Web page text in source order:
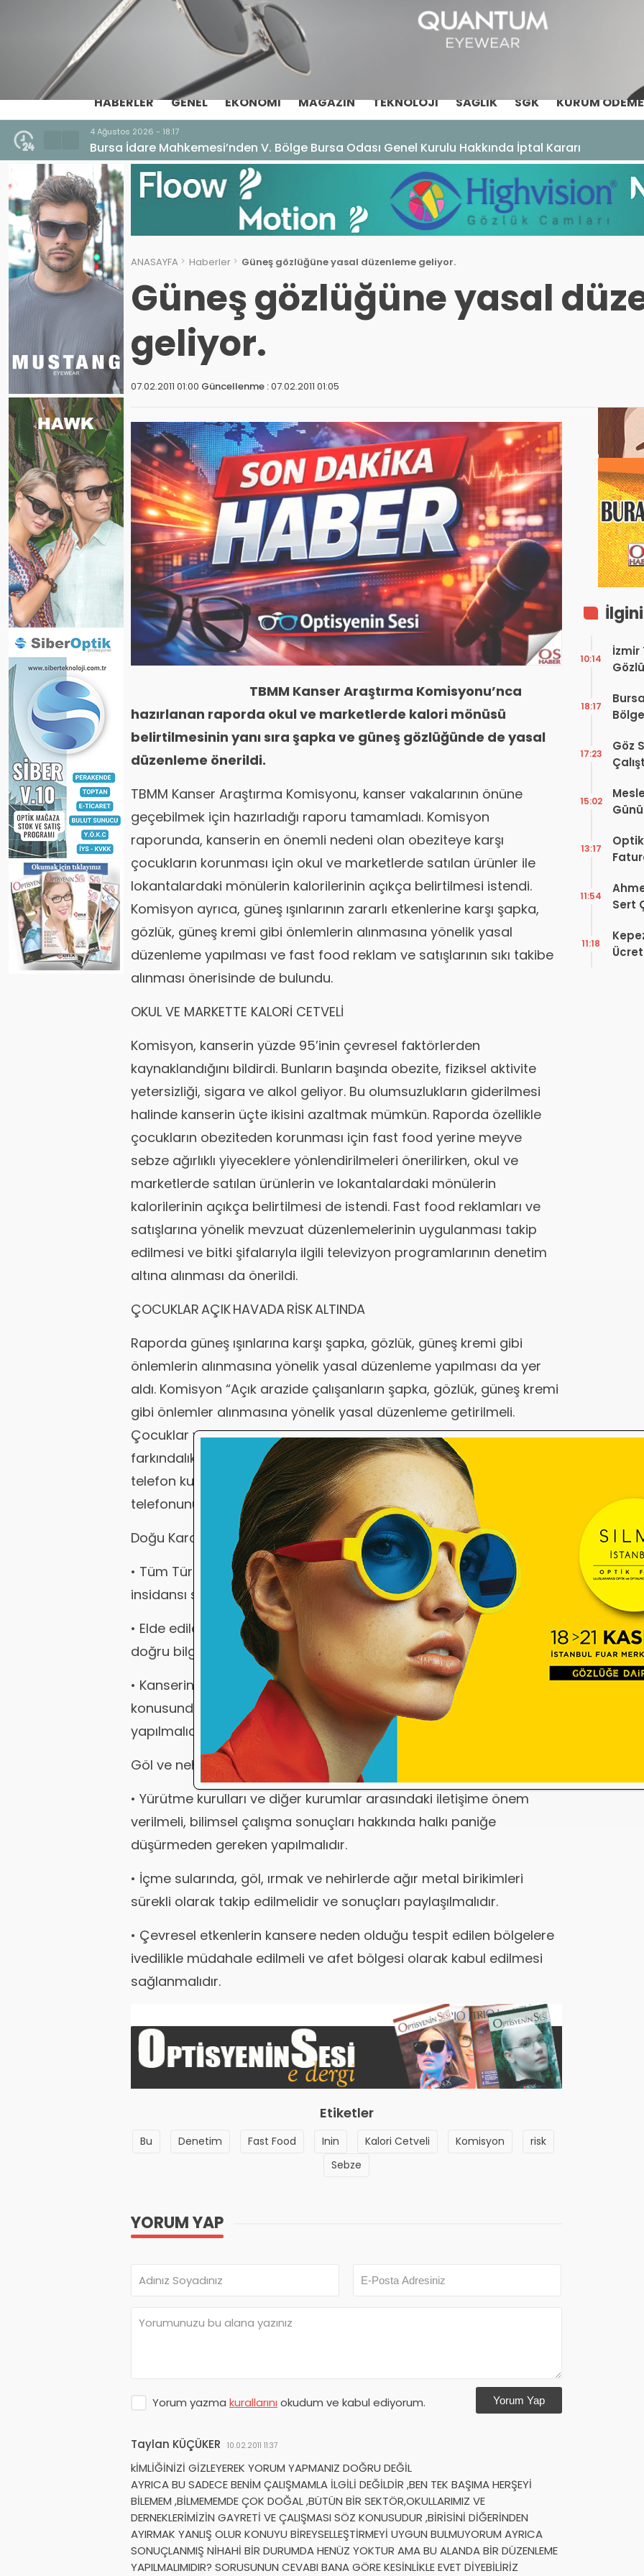
HABERLER GENEL EKONOMI MAGAZIN TEKNOLOJI SAĞLIK SGK KURUM
4 Ağustos 2026 - 18:17
Bursa İdare Mahkemesi’nden V. Bölge Bursa Odası Genel Kurulu Hakkında İptal Kararı
ANASAYFA Haberler Güneş gözlüğüne yasal düzenleme geliyor.
Güneş gözlüğüne yasal
geliyor.
07.02.2011 01:00 Güncellenme :07.02.2011 01:05
TBMM Kanser Araştırma Komisyonu’nca
hazırlanan raporda okul ve marketlerde kalori mönüsü
belirtilmesinin yanı sıra şapka ve güneş gözlüğünde de yasal
düzenleme önerildi.
TBMM Kanser Araştırma Komisyonu, kanser vakalarının önüne
geçebilmek için hazırladığı raporu tamamladı. Komisyon
raporunda, kanserin en önemli nedeni olan obeziteye karşı
çocukların korunması için okul ve marketlerde satılan ürünler ile
lokantalardaki mönülerin kalorilerinin açıkça belirtilmesi istendi.
Komisyon ayrıca, güneş ışınlarının zararlı etkenlerine karşı şapka,
gözlük, güneş kremi gibi önlemlerin alınmasına yönelik yasal
düzenleme yapılması ve fast food reklam ve satışlarının sıkı takibe
alınması önerisinde de bulundu.
OKUL VE MARKETTE KALORİ CETVELİ
Komisyon, kanserin yüzde 95’inin çevresel faktörlerden
kaynaklandığını bildirdi. Bunların başında obezite, fiziksel aktivite
yetersizliği, sigara ve alkol geliyor. Bu olumsuzlukların giderilmesi
halinde kanserin üçte ikisini azaltmak mümkün. Raporda özellikle
çocukların obeziteden korunması için fast food yerine meyve
sebze ağırlıklı yiyeceklere yönlendirilmeleri önerilirken, okul ve
marketlerde satılan ürünlerin ve lokantalardaki mönülerin
kalorilerinin açıkça belirtilmesi de istendi. Fast food reklamları ve
satışlarına yönelik mevzuat düzenlemelerinin uygulanması takip
edilmesi ve bitki şifalarıyla ilgili televizyon programlarının denetim
altına alınması da önerildi.
ÇOCUKLAR AÇIK HAVADA RİSK ALTINDA
Raporda güneş ışınlarına karşı şapka, gözlük, güneş kremi gibi
önlemlerin alınmasına yönelik yasal düzenleme yapılması da yer
aldı. Komisyon “Açık arazide çalışanların şapka, gözlük, güneş kremi
gibi önlemler alınmasına yönelik yasal düzenleme getirilmeli.
Çocuklar ve yetişkinlerde güneşten korunma yollarına yönelik
farkındalık geliştirilmelidir” dedi. Rapor, evde telsiz yerine kablolu
telefon kullanılması önerilirken, toplu taşıma araçlarında cep
telefonunun yasak olmasını da istedi.
Doğu Karadeniz’e takip
• Tüm Türkiye’de olduğu gibi Karadeniz Bölgesi’ndeki kanser
insidansı sıkı takip edilmeye devam edilmeli.
• Elde edilen bilimsel veriler ve gerçekler doğrultusunda halkın
doğru bilgilendirilmesi sağlanmalı.
• Kanserin etiyolojisi, epidemiyolojisi ve alınması gerekli tedbirler
konusunda TV, radyo gibi medya aracılığıyla bilgilendirmeler
yapılmalıdır.
Göl ve nehirlere inceleme
• Yürütme kurulları ve diğer kurumlar arasındaki iletişime önem
verilmeli, bilimsel çalışma sonuçları hakkında halkı paniğe
düşürmeden gereken yapılmalıdır.
• İçme sularında, göl, ırmak ve nehirlerde ağır metal birikimleri
sürekli olarak takip edilmelidir ve sonuçları paylaşılmalıdır.
• Çevresel etkenlerin kansere neden olduğu tespit edilen bölgelere
ivedilikle müdahale edilmeli ve afet bölgesi olarak kabul edilmesi
sağlanmalıdır.
Etiketler
Bu Denetim Fast Food Inin Kalori Cetveli Komisyon
risk
Sebze
YORUM YAP
Yorum yazma kurallarını okudum ve kabul ediyorum. Yorum Yap
Taylan KÜÇÜKER 10.02.2011 11:37
kİMLİĞİNİZİ GİZLEYEREK YORUM YAPMANIZ DOĞRU DEĞİL
AYRICA BU SADECE BENİM ÇALIŞMAMLA İLGİLİ DEĞİLDİR ,BEN TEK BAŞIMA HERŞEYİ
BİLEMEM ,BİLMEMEMDE ÇOK DOĞAL ,BÜTÜN BİR SEKTÖR,OKULLARIMIZ VE
DERNEKLERİMİZİN GAYRETİ VE ÇALIŞMASI SÖZ KONUSUDUR ,BİRİSİNİ DİĞERİNDEN
AYIRMAK YANLIŞ OLUR KONUYU BİREYSELLEŞTİRMEYİ UYGUN BULMUYORUM AYRICA
SONUÇLANMIŞ NİHAHİ BİR DURUMDA HENÜZ YOKTUR AMA BU ALANDA BİR DÜZENLEME
YAPILMALIMIDIR? SORUSUNUN CEVABI BANA GÖRE KESİNLİKLE EVET DİYEBİLİRİZ
İzmir
10:14
18:17
Göz
17:23
15:02
13:17
Sert
Tek
11:54
11:18